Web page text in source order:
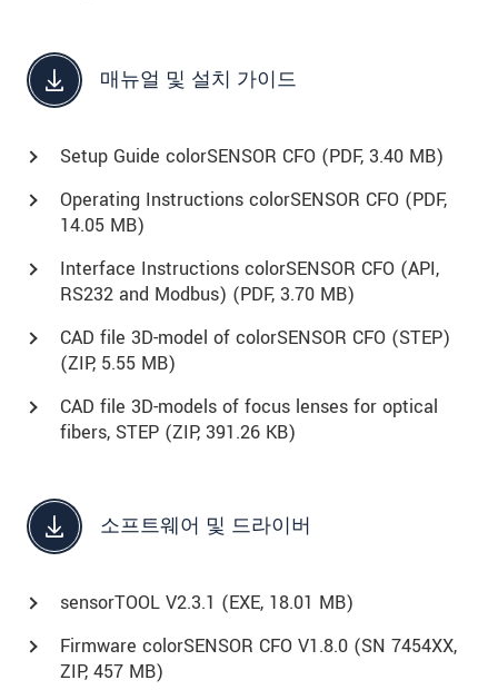
매뉴얼 및 설치 가이드
Setup Guide colorSENSOR CFO (PDF, 3.40 MB)
Operating Instructions colorSENSOR CFO (PDF,
14.05 MB)
Interface Instructions colorSENSOR CFO (API,
RS232 and Modbus) (PDF, 3.70 MB)
CAD file 3D-model of colorSENSOR CFO (STEP)
(ZIP, 5.55 MB)
CAD file 3D-models of focus lenses for optical
fibers, STEP (ZIP, 391.26 KB)
소프트웨어 및 드라이버
sensorTOOL V2.3.1 (EXE, 18.01 MB)
Firmware colorSENSOR CFO V1.8.0 (SN 7454XX,
ZIP, 457 MB)